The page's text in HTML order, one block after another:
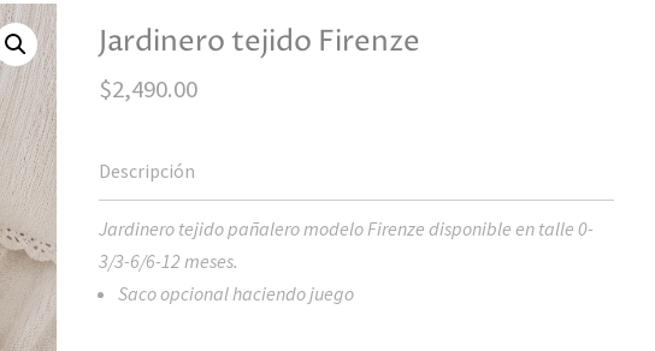
Jardinero tejido Firenze
$2,490.00
Jardinero tejido pañalero modelo Firenze disponible en talle 0-
3/3-6/6-12 meses.
Saco opcional haciendo juego